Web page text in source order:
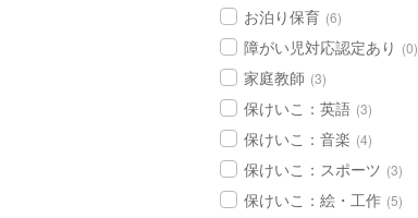
お泊り保育 (6)
障がい児対応認定あり (0)
家庭教師 (3)
保けいこ：英語 (3)
保けいこ：音楽 (4)
保けいこ：スポーツ (3)
保けいこ：絵・工作 (5)